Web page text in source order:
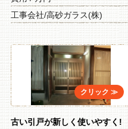
工事会社/高砂ガラス(株)
古い引戸が新しく使いやすく!